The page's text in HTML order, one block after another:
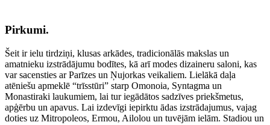
Pirkumi.
Šeit ir ielu tirdziņi, klusas arkādes, tradicionālās makslas un
amatnieku izstrādājumu bodītes, kā arī modes dizaineru saloni, kas
var sacensties ar Parīzes un Ņujorkas veikaliem. Lielākā daļa
atēniešu apmeklē “trīsstūri” starp Omonoia, Syntagma un
Monastiraki laukumiem, lai tur iegādātos sadzīves priekšmetus,
apģērbu un apavus. Lai izdevīgi iepirktu ādas izstrādajumus, vajag
doties uz Mitropoleos, Ermou, Ailolou un tuvējām ielām. Stadiou un